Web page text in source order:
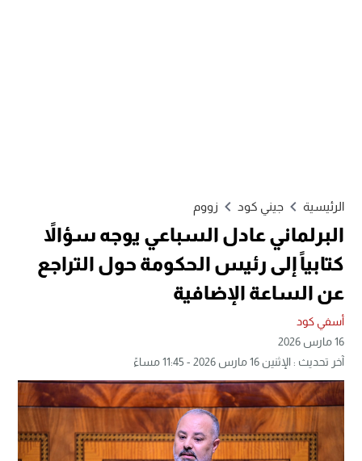
الرئيسية جيني كود زووم
البرلماني عادل السباعي يوجه سؤالاً
كتابياً إلى رئيس الحكومة حول التراجع
عن الساعة الإضافية
أسفي كود
16 مارس 2026
آخر تحديث : الإثنين 16 مارس 2026 - 11:45 مساءً